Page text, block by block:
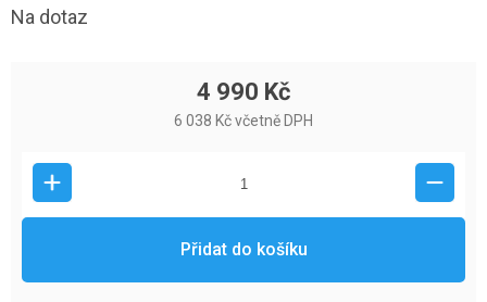
Na dotaz
4 990 Kč
6 038 Kč včetně DPH
Přidat do košíku